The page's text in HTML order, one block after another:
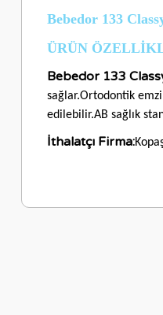
Bebedor 133
ÜRÜN
Bebedor 133
sağlar.Ortodontik
edilebilir.AB sağlık
İthalatçı Firma: